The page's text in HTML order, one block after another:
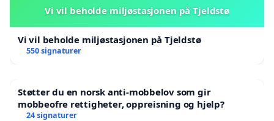
Vi vil beholde miljøstasjonen på Tjeldstø
Vi vil beholde miljøstasjonen på Tjeldstø
550 signaturer
Støtter du en norsk anti-mobbelov som gir
mobbeofre rettigheter, oppreisning og hjelp?
24 signaturer